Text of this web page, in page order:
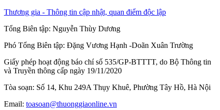
Thương gia - Thông tin cập nhật, quan điểm độc lập
Tổng Biên tập: Nguyễn Thùy Dương
Phó Tổng Biên tập: Đặng Vương Hạnh -Doãn Xuân Trường
Giấy phép hoạt động báo chí số 535/GP-BTTTT, do Bộ Thông tin
và Truyền thông cấp ngày 19/11/2020
Tòa soạn: Số 14, Khu 249A Thụy Khuê, Phường Tây Hồ, Hà Nội
Email: toasoan@thuonggiaonline.vn